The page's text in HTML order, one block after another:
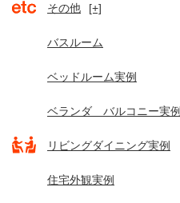
その他 [+]
バスルーム
ベッドルーム実例
ベランダ バルコニー実例
リビングダイニング実例
住宅外観実例